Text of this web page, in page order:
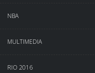
NBA
MULTIMEDIA
RIO 2016